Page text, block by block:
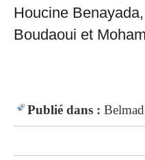
Houcine
Boudaoui et
Publié dans :